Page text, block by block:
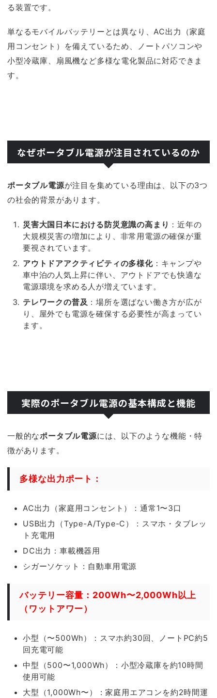
る装置です。
単なるモバイルバッテリーとは異なり、AC出力（家庭
用コンセント）を備えているため、ノートパソコンや
小型冷蔵庫、扇風機など多様な電化製品に対応できま
す。
なぜポータブル電源が注目されているのか
ポータブル電源が注目を集めている理由は、以下の3つ
の社会的背景があります。
災害大国日本における防災意識の高まり ：近年の
大規模災害の増加により、非常用電源の確保が重
要視されています。
アウトドアアクティビティの多様化：キャンプや
車中泊の人気上昇に伴い、アウトドアでも快適な
電源環境を求める人が増えています。
テレワークの普及 ：場所を選ばない働き方が広が
り、屋外でも電源を確保する必要性が高まってい
ます。
実際のポータブル電源の基本構成と機能
一般的なポータブル電源には、以下のような機能・特
徴があります。
多様な出力ポート：
AC出力（家庭用コンセント）：通常1〜3口
USB出力（Type-A/Type-C）：スマホ・タブレッ
ト充電用
DC出力：車載機器用
シガーソケット：自動車用電源
バッテリー容量：200Wh〜2,000Wh以上
（ワットアワー）
小型（〜500Wh）：スマホ約30回、ノートPC約5
回充電可能
中型（500〜1,000Wh）：小型冷蔵庫を約10時間
使用可能
大型（1,000Wh〜）：家庭用エアコンを約2時間運